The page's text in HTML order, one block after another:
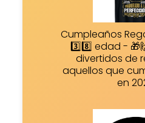
Cumpleaños
3️⃣8️⃣ edad -
divertidos de
aquellos que
en